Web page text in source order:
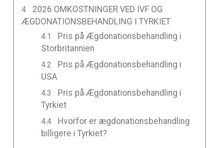
2026 OMKOSTNINGER VED IVF OG
ÆGDONATIONSBEHANDLING I TYRKIET
Pris på Ægdonationsbehandling i
Storbritannien
Pris på Ægdonationsbehandling i
USA
Pris på Ægdonationsbehandling i
Tyrkiet
Hvorfor er ægdonationsbehandling
billigere i Tyrkiet?